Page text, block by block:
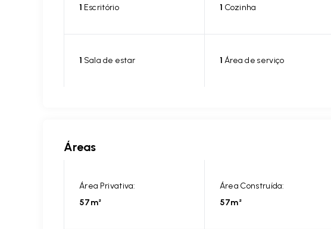
1 Escritório 1 Cozinha
1 Sala de estar 1 Área de serviço
Áreas
Área Privativa:
57m²
Área Construída:
57m²